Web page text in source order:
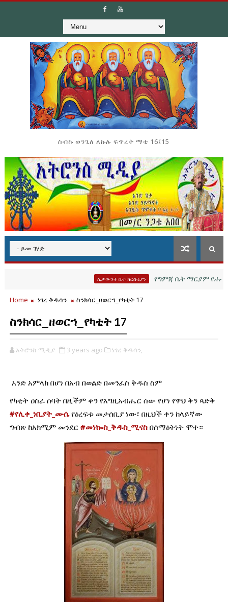
ስብኩ ወንጌለ ለኩሉ ፍጥረት ማቴ 16፤15
ሊቃውንተ ቤተ ክርስቲያን የግምጃ ቤት ማርያም የሐዲሳት
Home ነገረ ቅዱሳን ስንክሳር_ዘወርኀ_የካቲት 17
ስንክሳር_ዘወርኀ_የካቲት 17
አትሮንስ ሚዲያ 3 years ago ነገረ ቅዱሳን,
አንድ አምላክ በሆነ በአብ በወልድ በመንፈስ ቅዱስ ስም
#የሊቀ_ነቢያት_ሙሴ የዕረፍቱ መታሰቢያ ነው፣ በዚህች ቀን ከላይኛው
ግብጽ ከአክሚም መንደር #መነኰስ_ቅዱስ_ሚናስ በሰማዕትነት ሞተ።